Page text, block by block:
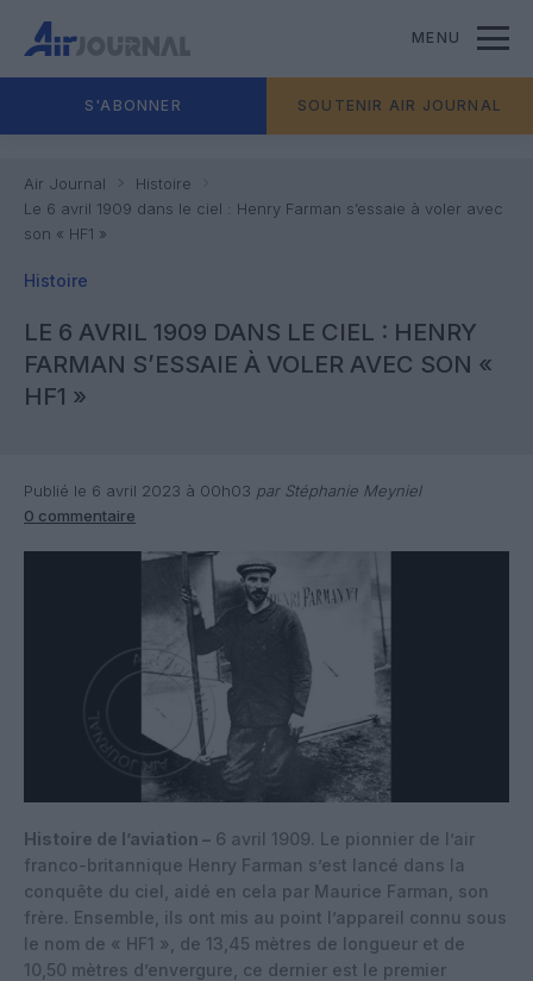
MENU
S'ABONNER SOUTENIR AIR JOURNAL
Air Journal
Histoire
Le 6 avril 1909 dans le ciel : Henry Farman s’essaie à voler avec
son « HF1 »
Histoire
LE 6 AVRIL 1909 DANS LE CIEL : HENRY
FARMAN S’ESSAIE À VOLER AVEC SON «
HF1 »
Publié le 6 avril 2023 à 00h03 par Stéphanie Meyniel
0 commentaire
Histoire de l’aviation – 6 avril 1909. Le pionnier de l’air
franco-britannique Henry Farman s’est lancé dans la
conquête du ciel, aidé en cela par Maurice Farman, son
frère. Ensemble, ils ont mis au point l’appareil connu sous
le nom de « HF1 », de 13,45 mètres de longueur et de
10,50 mètres d’envergure, ce dernier est le premier